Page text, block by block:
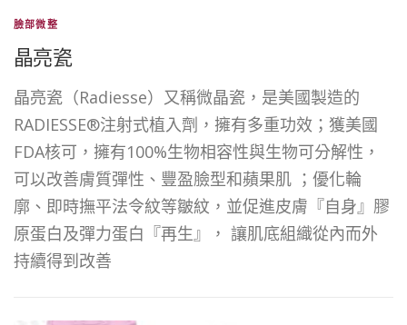
臉部微整
晶亮瓷
晶亮瓷（Radiesse）又稱微晶瓷，是美國製造的
RADIESSE®注射式植入劑，擁有多重功效；獲美國
FDA核可，擁有100%生物相容性與生物可分解性，
可以改善膚質彈性、豐盈臉型和蘋果肌 ；優化輪
廓、即時撫平法令紋等皺紋，並促進皮膚『自身』膠
原蛋白及彈力蛋白『再生』， 讓肌底組織從內而外
持續得到改善